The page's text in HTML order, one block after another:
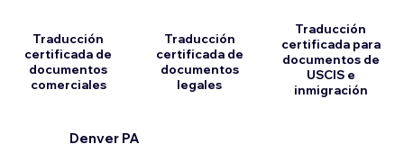
Traducción
certificada de
documentos
comerciales
Traducción
certificada de
documentos
legales
Denver PA
Traducción
certificada para
documentos de
USCIS e
inmigración